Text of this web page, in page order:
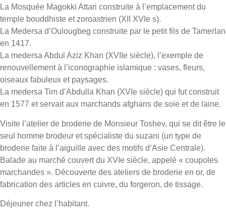
La Mosquée Magokki Attari construite à l’emplacement du
temple bouddhiste et zoroastrien (XII XVIe s).
La Medersa d’Oulougbeg construite par le petit fils de Tamerlan
en 1417.
La medersa Abdul Aziz Khan (XVIIe siècle), l’exemple de
renouvellement à l’iconographie islamique : vases, fleurs,
oiseaux fabuleux et paysages.
La medersa Tim d’Abdulla Khan (XVIe siècle) qui fut construit
en 1577 et servait aux marchands afghans de soie et de laine.
Visite l’atelier de broderie de Monsieur Toshev, qui se dit être le
seul homme brodeur et spécialiste du suzani (un type de
broderie faite à l’aiguille avec des motifs d’Asie Centrale).
Balade au marché couvert du XVIe siècle, appelé « coupoles
marchandes ». Découverte des ateliers de broderie en or, de
fabrication des articles en cuivre, du forgeron, de tissage.
Déjeuner chez l’habitant.